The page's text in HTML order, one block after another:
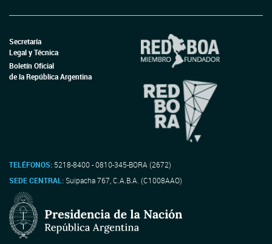
Secretaría
Legal y Técnica
Boletín Oficial
de la República Argentina
TELÉFONOS: 5218-8400 - 0810-345-BORA (2672)
SEDE CENTRAL:Suipacha 767, C.A.B.A. (C1008AAO)